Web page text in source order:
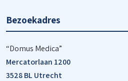
Bezoekadres
“Domus Medica”
Mercatorlaan 1200
3528 BL Utrecht